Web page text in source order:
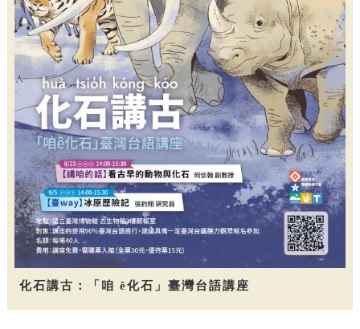
化石講古：「咱 ê化石」臺灣台語講座